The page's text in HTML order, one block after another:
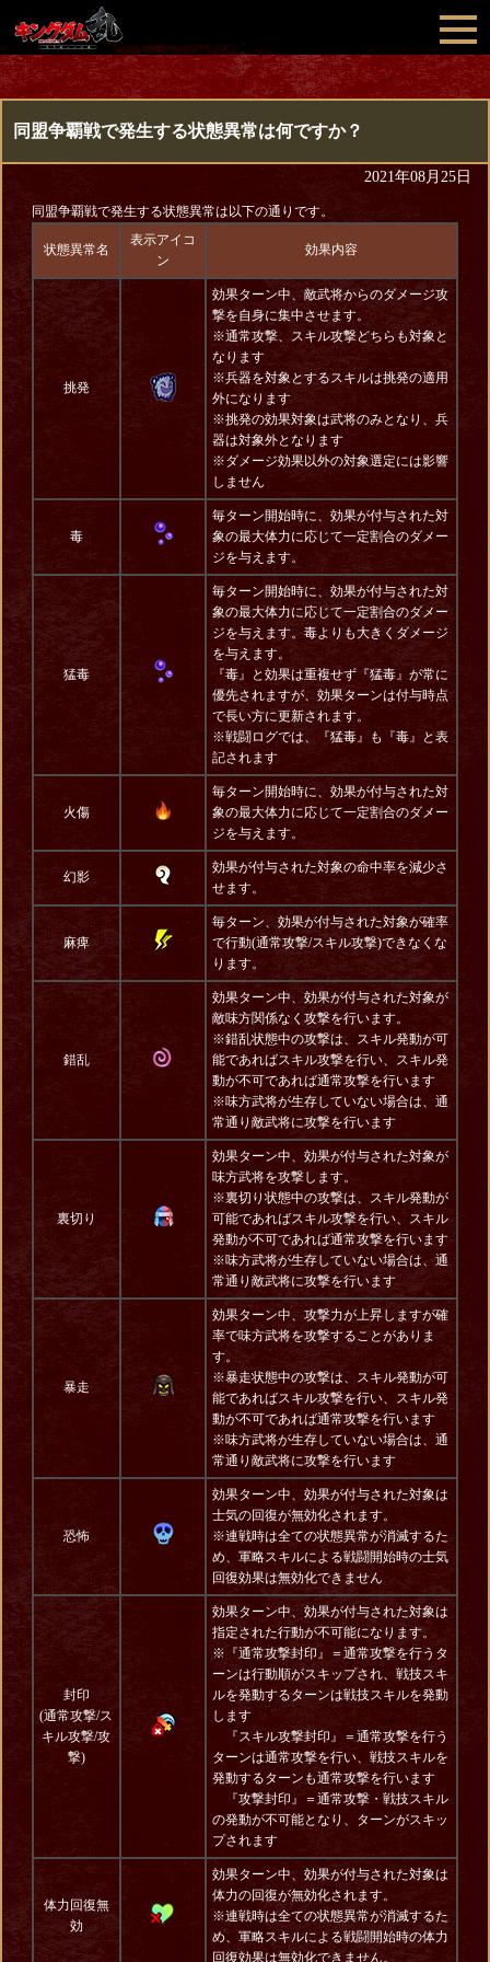
同盟争覇戦で発生する状態異常は何ですか？
2021年08月25日
同盟争覇戦で発生する状態異常は以下の通りです。
状態異常名
表示アイコ
ン
効果内容
挑発
効果ターン中、敵武将からのダメージ攻
撃を自身に集中させます。
※通常攻撃、スキル攻撃どちらも対象と
なります
※兵器を対象とするスキルは挑発の適用
外になります
※挑発の効果対象は武将のみとなり、兵
器は対象外となります
※ダメージ効果以外の対象選定には影響
しません
毒
毎ターン開始時に、効果が付与された対
象の最大体力に応じて一定割合のダメー
ジを与えます。
猛毒
毎ターン開始時に、効果が付与された対
象の最大体力に応じて一定割合のダメー
ジを与えます。毒よりも大きくダメージ
を与えます。
『毒』と効果は重複せず『猛毒』が常に
優先されますが、効果ターンは付与時点
で長い方に更新されます。
※戦闘ログでは、『猛毒』も『毒』と表
記されます
火傷
毎ターン開始時に、効果が付与された対
象の最大体力に応じて一定割合のダメー
ジを与えます。
幻影
効果が付与された対象の命中率を減少さ
せます。
麻痺
毎ターン、効果が付与された対象が確率
で行動(通常攻撃/スキル攻撃)できなくな
ります。
錯乱
効果ターン中、効果が付与された対象が
敵味方関係なく攻撃を行います。
※錯乱状態中の攻撃は、スキル発動が可
能であればスキル攻撃を行い、スキル発
動が不可であれば通常攻撃を行います
※味方武将が生存していない場合は、通
常通り敵武将に攻撃を行います
裏切り
効果ターン中、効果が付与された対象が
味方武将を攻撃します。
※裏切り状態中の攻撃は、スキル発動が
可能であればスキル攻撃を行い、スキル
発動が不可であれば通常攻撃を行います
※味方武将が生存していない場合は、通
常通り敵武将に攻撃を行います
暴走
効果ターン中、攻撃力が上昇しますが確
率で味方武将を攻撃することがありま
す。
※暴走状態中の攻撃は、スキル発動が可
能であればスキル攻撃を行い、スキル発
動が不可であれば通常攻撃を行います
※味方武将が生存していない場合は、通
常通り敵武将に攻撃を行います
恐怖
効果ターン中、効果が付与された対象は
士気の回復が無効化されます。
※連戦時は全ての状態異常が消滅するた
め、軍略スキルによる戦闘開始時の士気
回復効果は無効化できません
封印
(通常攻撃/ス
キル攻撃/攻
撃)
効果ターン中、効果が付与された対象は
指定された行動が不可能になります。
※『通常攻撃封印』＝通常攻撃を行うタ
ーンは行動順がスキップされ、戦技スキ
ルを発動するターンは戦技スキルを発動
します
『スキル攻撃封印』＝通常攻撃を行う
ターンは通常攻撃を行い、戦技スキルを
発動するターンも通常攻撃を行います
『攻撃封印』＝通常攻撃・戦技スキル
の発動が不可能となり、ターンがスキッ
プされます
体力回復無
効
効果ターン中、効果が付与された対象は
体力の回復が無効化されます。
※連戦時は全ての状態異常が消滅するた
め、軍略スキルによる戦闘開始時の体力
回復効果は無効化できません。